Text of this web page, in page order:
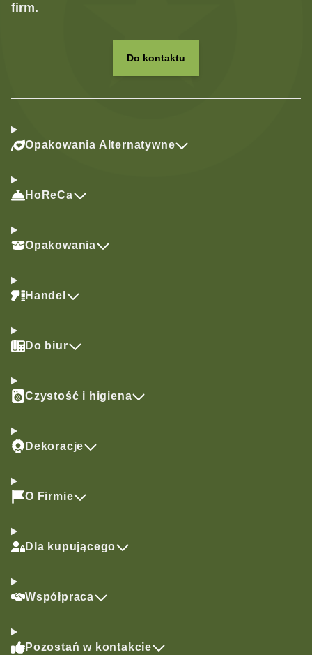
firm.
Do kontaktu
Opakowania Alternatywne
HoReCa
Opakowania
Handel
Do biur
Czystość i higiena
Dekoracje
O Firmie
Dla kupującego
Współpraca
Pozostań w kontakcie